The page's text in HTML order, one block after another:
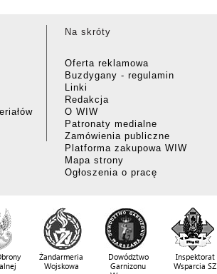
Na skróty
Oferta reklamowa
Buzdygany - regulamin
Linki
Redakcja
O WIW
Patronaty medialne
Zamówienia publiczne
Platforma zakupowa WIW
Mapa strony
Ogłoszenia o pracę
Żandarmeria
Wojskowa
Dowództwo
Garnizonu
Inspektorat
Wsparcia SZ